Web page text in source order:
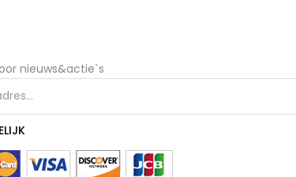
nieuws&actie`s